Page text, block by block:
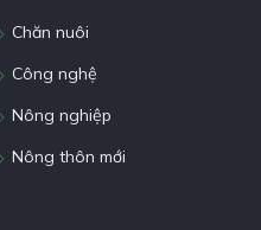
Chăn nuôi
Công nghệ
Nông nghiệp
Nông thôn mới